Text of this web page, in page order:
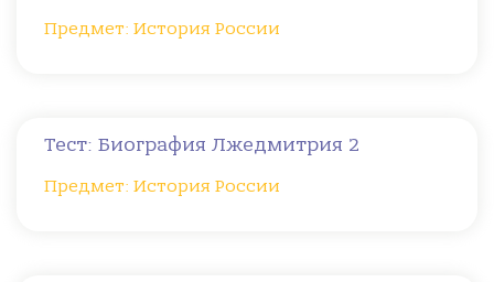
Предмет: История России
Тест: Биография Лжедмитрия 2
Предмет: История России